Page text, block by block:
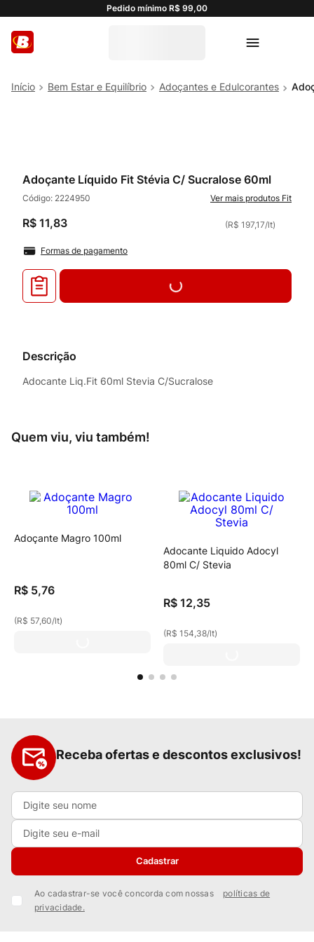
Pedido mínimo R$ 99,00
Bem Estar e Equilíbrio Adoçantes e Edulcorantes
Adoçante Líquido Fit Stévia C/ Sucralose 60ml
Código: 2224950 Fit
R$ 11,83 (R$ 197,17/lt)
Formas de pagamento
Descrição
Adocante Liq.Fit 60ml Stevia C/Sucralose
Quem viu, viu também!
Adoçante Magro 100ml
R$ 5,76
(R$ 57,60/lt)
Adocante Liquido Adocyl
80ml C/ Stevia
R$ 12,35
(R$ 154,38/lt)
Receba ofertas e descontos exclusivos!
Cadastrar
Ao cadastrar-se você concorda com nossas
políticas de
privacidade.